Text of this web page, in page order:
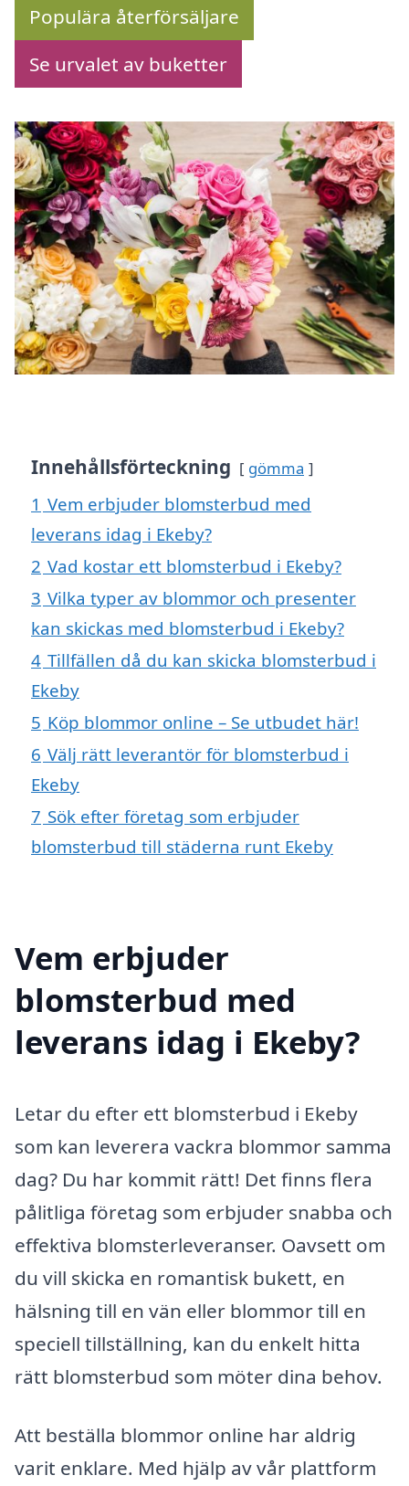
Populära återförsäljare
Se urvalet av buketter
Innehållsförteckning gömma
1 Vem erbjuder blomsterbud med
leverans idag i Ekeby?
2 Vad kostar ett blomsterbud i Ekeby?
3 Vilka typer av blommor och presenter
kan skickas med blomsterbud i Ekeby?
4 Tillfällen då du kan skicka blomsterbud i
Ekeby
5 Köp blommor online – Se utbudet här!
6 Välj rätt leverantör för blomsterbud i
Ekeby
7 Sök efter företag som erbjuder
blomsterbud till städerna runt Ekeby
Vem erbjuder
blomsterbud med
leverans idag i Ekeby?
Letar du efter ett blomsterbud i Ekeby
som kan leverera vackra blommor samma
dag? Du har kommit rätt! Det finns flera
pålitliga företag som erbjuder snabba och
effektiva blomsterleveranser. Oavsett om
du vill skicka en romantisk bukett, en
hälsning till en vän eller blommor till en
speciell tillställning, kan du enkelt hitta
rätt blomsterbud som möter dina behov.
Att beställa blommor online har aldrig
varit enklare. Med hjälp av vår plattform